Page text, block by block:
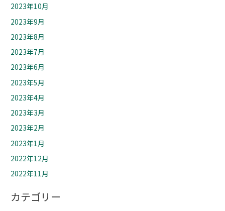
2023年10月
2023年9月
2023年8月
2023年7月
2023年6月
2023年5月
2023年4月
2023年3月
2023年2月
2023年1月
2022年12月
2022年11月
カテゴリー